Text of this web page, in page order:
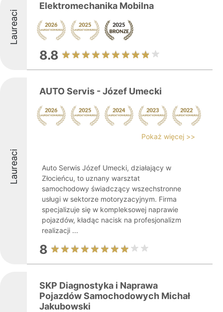
Laureaci
Elektromechanika Mobilna
8.8
Laureaci
AUTO Servis - Józef Umecki
Pokaż więcej >>
Auto Serwis Józef Umecki, działający w
Złocieńcu, to uznany warsztat
samochodowy świadczący wszechstronne
usługi w sektorze motoryzacyjnym. Firma
specjalizuje się w kompleksowej naprawie
pojazdów, kładąc nacisk na profesjonalizm
realizacji ...
8
SKP Diagnostyka i Naprawa
Pojazdów Samochodowych Michał
Jakubowski